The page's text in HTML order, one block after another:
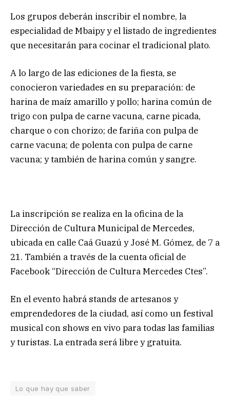
Los grupos deberán inscribir el nombre, la
especialidad de Mbaipy y el listado de ingredientes
que necesitarán para cocinar el tradicional plato.
A lo largo de las ediciones de la fiesta, se
conocieron variedades en su preparación: de
harina de maíz amarillo y pollo; harina común de
trigo con pulpa de carne vacuna, carne picada,
charque o con chorizo; de fariña con pulpa de
carne vacuna; de polenta con pulpa de carne
vacuna; y también de harina común y sangre.
La inscripción se realiza en la oficina de la
Dirección de Cultura Municipal de Mercedes,
ubicada en calle Caá Guazú y José M. Gómez, de 7 a
21. También a través de la cuenta oficial de
Facebook “Dirección de Cultura Mercedes Ctes”.
En el evento habrá stands de artesanos y
emprendedores de la ciudad, así como un festival
musical con shows en vivo para todas las familias
y turistas. La entrada será libre y gratuita.
Lo que hay que saber